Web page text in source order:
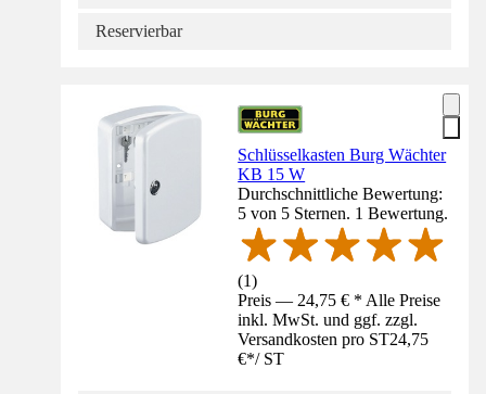
Reservierbar
Schlüsselkasten Burg Wächter
KB 15 W
Durchschnittliche Bewertung:
5 von 5 Sternen. 1 Bewertung.
(1)
Preis — 24,75 € * Alle Preise
inkl. MwSt. und ggf. zzgl.
Versandkosten pro ST24,75
€*/ ST